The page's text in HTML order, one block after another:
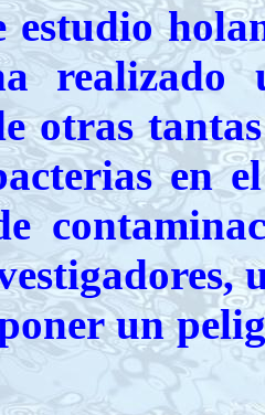
estudio
realizado
otras
en
un